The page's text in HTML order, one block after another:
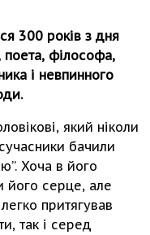
300 років з дня
поета, філософа,
і невпинного
який ніколи
бачили
Хоча в його
його серце, але
притягував
так і серед